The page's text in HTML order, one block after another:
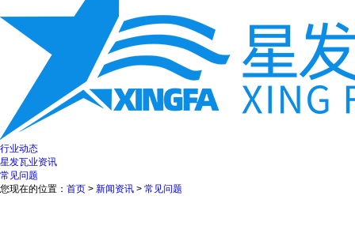
行业动态
星发瓦业资讯
常见问题
您现在的位置： 首页 > 新闻资讯 > 常见问题